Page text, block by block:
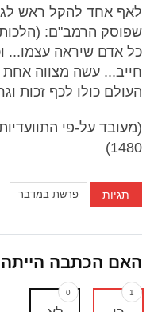
לאף אחד להקל ראש
שפוסק הרמב"ם:
כל אדם שיראה עצמו...
חייב... עשה מצווה
העולם כולו לכף זכות
(מעובד על-פי
1480)
תגיות פרשת במדבר
האם הכתבה הייתה
1
0